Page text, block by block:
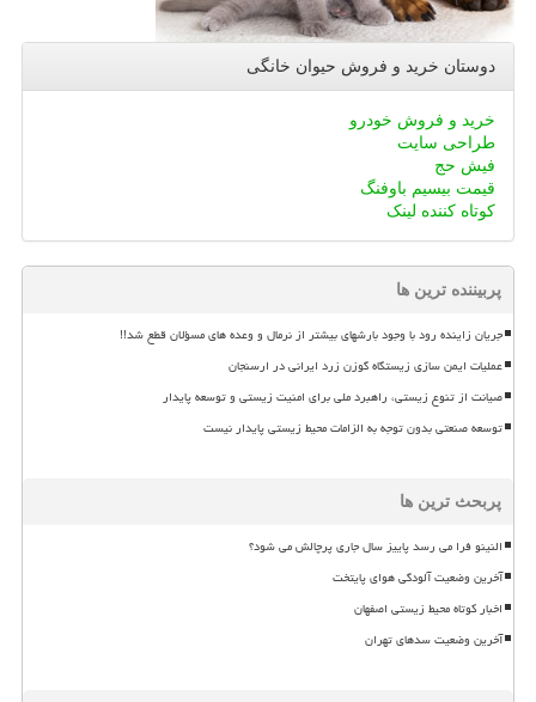
دوستان خرید و فروش حیوان خانگی
خرید و فروش خودرو
طراحی سایت
فیش حج
قیمت بیسیم باوفنگ
کوتاه کننده لینک
پربیننده ترین ها
جریان زاینده رود با وجود بارشهای بیشتر از نرمال و وعده های مسؤلان قطع شد!!
عملیات ایمن سازی زیستگاه گوزن زرد ایرانی در ارسنجان
صیانت از تنوع زیستی، راهبرد ملی برای امنیت زیستی و توسعه پایدار
توسعه صنعتی بدون توجه به الزامات محیط زیستی پایدار نیست
پربحث ترین ها
النینو فرا می رسد پاییز سال جاری پرچالش می شود؟
آخرین وضعیت آلودگی هوای پایتخت
اخبار کوتاه محیط زیستی اصفهان
آخرین وضعیت سدهای تهران